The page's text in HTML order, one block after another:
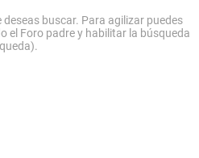
deseas buscar. Para agilizar puedes
el Foro padre y habilitar la búsqueda